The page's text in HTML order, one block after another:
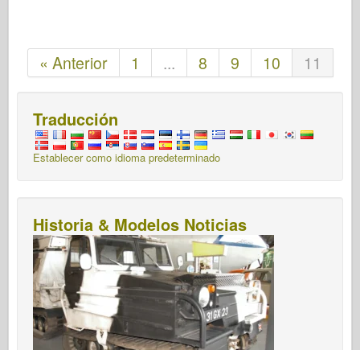
« Anterior 1 ... 8 9 10 11
Traducción
Establecer como idioma predeterminado
Historia & Modelos Noticias